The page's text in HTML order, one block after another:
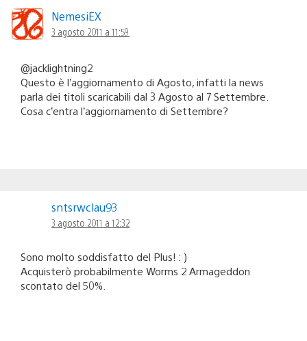
NemesiEX
3 agosto 2011 a 11:59
@jacklightning2
Questo è l’aggiornamento di Agosto, infatti la news
parla dei titoli scaricabili dal 3 Agosto al 7 Settembre.
Cosa c’entra l’aggiornamento di Settembre?
sntsrwclau93
3 agosto 2011 a 12:32
Sono molto soddisfatto del Plus! : )
Acquisterò probabilmente Worms 2 Armageddon
scontato del 50%.